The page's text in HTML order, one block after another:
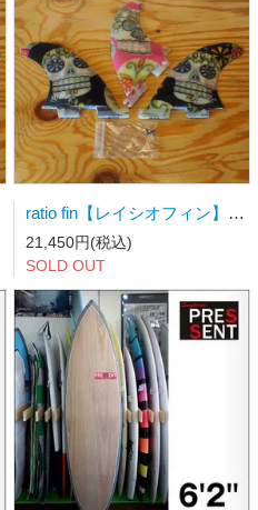
ratio fin【レイシオフィン】サーフボードフィン FCSⅡ用トライフィン Sサイズ スカル
21,450円(税込)
SOLD OUT